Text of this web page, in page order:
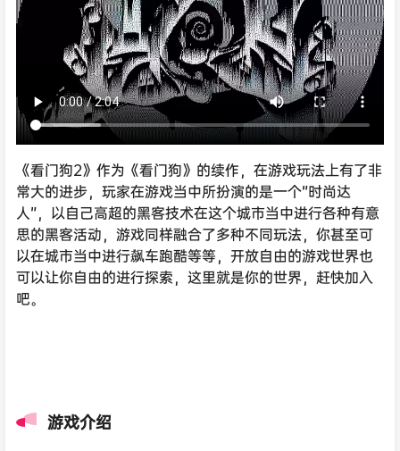
《看门狗2》作为《看门狗》的续作，在游戏玩法上有了非
常大的进步，玩家在游戏当中所扮演的是一个“时尚达
人”，以自己高超的黑客技术在这个城市当中进行各种有意
思的黑客活动，游戏同样融合了多种不同玩法，你甚至可
以在城市当中进行飙车跑酷等等，开放自由的游戏世界也
可以让你自由的进行探索，这里就是你的世界，赶快加入
吧。
游戏介绍